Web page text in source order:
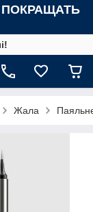
ПОКРАЩАТЬ
Жала